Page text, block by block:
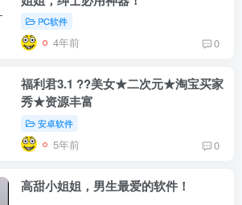
盒
免费
和点2
梅林iptv+5.2.0
电视直播软件
下载，啥频道
分类都有哦！
最新电视直播
PC软件
4年前 0
福利君3.1 ??美女★二次元★淘宝买家
秀★资源丰富
安卓软件
5年前 0
高甜小姐姐，男生最爱的软件！